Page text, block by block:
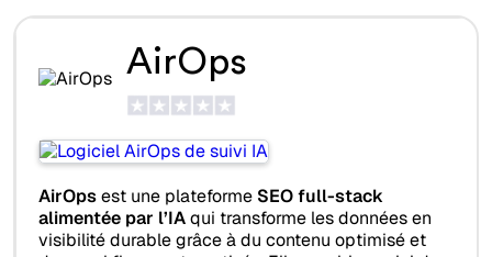
AirOps
AirOpsest une plateforme SEO full-stack
alimentée par l’IAqui transforme les données en
visibilité durable grâce à du contenu optimisé et